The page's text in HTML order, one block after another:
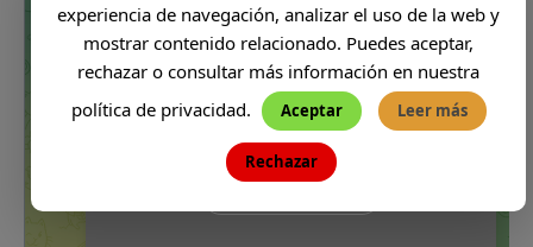
experiencia de navegación, analizar el uso de la web y
mostrar contenido relacionado. Puedes aceptar,
rechazar o consultar más información en nuestra
política de privacidad.
Aceptar Leer más
Rechazar